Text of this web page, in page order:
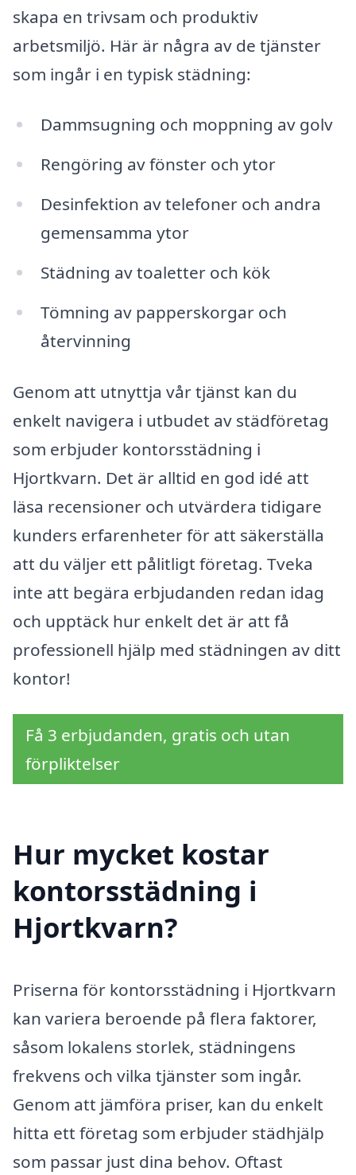
skapa en trivsam och produktiv
arbetsmiljö. Här är några av de tjänster
som ingår i en typisk städning:
Dammsugning och moppning av golv
Rengöring av fönster och ytor
Desinfektion av telefoner och andra
gemensamma ytor
Städning av toaletter och kök
Tömning av papperskorgar och
återvinning
Genom att utnyttja vår tjänst kan du
enkelt navigera i utbudet av städföretag
som erbjuder kontorsstädning i
Hjortkvarn. Det är alltid en god idé att
läsa recensioner och utvärdera tidigare
kunders erfarenheter för att säkerställa
att du väljer ett pålitligt företag. Tveka
inte att begära erbjudanden redan idag
och upptäck hur enkelt det är att få
professionell hjälp med städningen av ditt
kontor!
Få 3 erbjudanden, gratis och utan
förpliktelser
Hur mycket kostar
kontorsstädning i
Hjortkvarn?
Priserna för kontorsstädning i Hjortkvarn
kan variera beroende på flera faktorer,
såsom lokalens storlek, städningens
frekvens och vilka tjänster som ingår.
Genom att jämföra priser, kan du enkelt
hitta ett företag som erbjuder städhjälp
som passar just dina behov. Oftast